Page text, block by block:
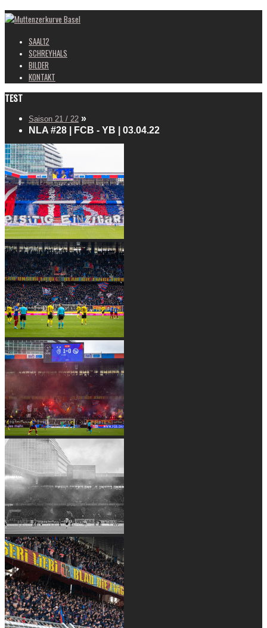
Muttenzerkurve Basel
SAAL12
SCHREYHALS
BILDER
KONTAKT
TEST
Saison 21 / 22 »
NLA #28 | FCB - YB | 03.04.22